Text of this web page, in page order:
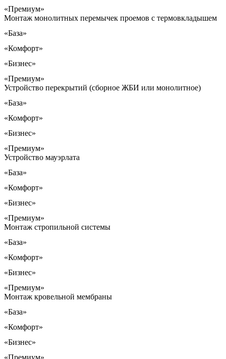
«Премиум»
Монтаж монолитных перемычек проемов с термовкладышем
«База»
«Комфорт»
«Бизнес»
«Премиум»
Устройство перекрытий (сборное ЖБИ или монолитное)
«База»
«Комфорт»
«Бизнес»
«Премиум»
Устройство мауэрлата
«База»
«Комфорт»
«Бизнес»
«Премиум»
Монтаж стропильной системы
«База»
«Комфорт»
«Бизнес»
«Премиум»
Монтаж кровельной мембраны
«База»
«Комфорт»
«Бизнес»